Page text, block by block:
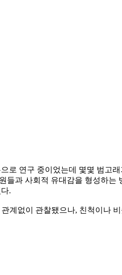
로 연구 중이었는데 몇몇 범고
과 사회적 유대감을 형성하
.
계없이 관찰됐으나, 친척이나